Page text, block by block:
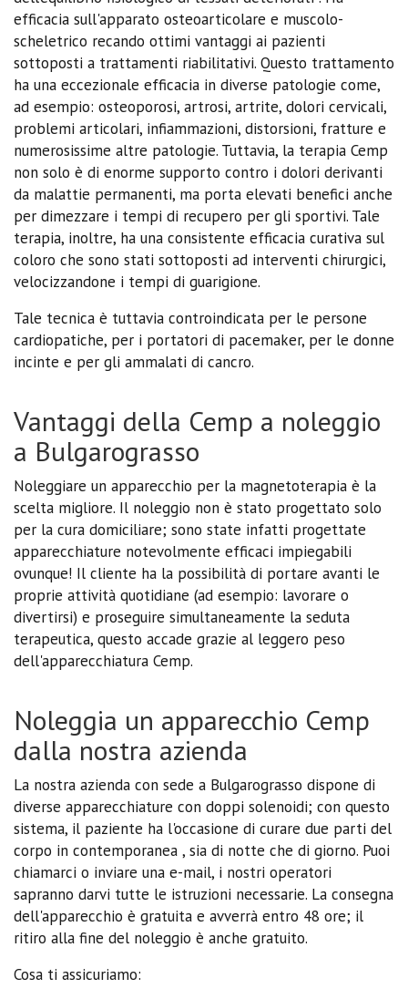
efficacia sull'apparato osteoarticolare e muscolo-
scheletrico recando ottimi vantaggi ai pazienti
sottoposti a trattamenti riabilitativi. Questo trattamento
ha una eccezionale efficacia in diverse patologie come,
ad esempio: osteoporosi, artrosi, artrite, dolori cervicali,
problemi articolari, infiammazioni, distorsioni, fratture e
numerosissime altre patologie. Tuttavia, la terapia Cemp
non solo è di enorme supporto contro i dolori derivanti
da malattie permanenti, ma porta elevati benefici anche
per dimezzare i tempi di recupero per gli sportivi. Tale
terapia, inoltre, ha una consistente efficacia curativa sul
coloro che sono stati sottoposti ad interventi chirurgici,
velocizzandone i tempi di guarigione.
Tale tecnica è tuttavia controindicata per le persone
cardiopatiche, per i portatori di pacemaker, per le donne
incinte e per gli ammalati di cancro.
Vantaggi della Cemp a noleggio
a Bulgarograsso
Noleggiare un apparecchio per la magnetoterapia è la
scelta migliore. Il noleggio non è stato progettato solo
per la cura domiciliare; sono state infatti progettate
apparecchiature notevolmente efficaci impiegabili
ovunque! Il cliente ha la possibilità di portare avanti le
proprie attività quotidiane (ad esempio: lavorare o
divertirsi) e proseguire simultaneamente la seduta
terapeutica, questo accade grazie al leggero peso
dell'apparecchiatura Cemp.
Noleggia un apparecchio Cemp
dalla nostra azienda
La nostra azienda con sede a Bulgarograsso dispone di
diverse apparecchiature con doppi solenoidi; con questo
sistema, il paziente ha l'occasione di curare due parti del
corpo in contemporanea , sia di notte che di giorno. Puoi
chiamarci o inviare una e-mail, i nostri operatori
sapranno darvi tutte le istruzioni necessarie. La consegna
dell'apparecchio è gratuita e avverrà entro 48 ore; il
ritiro alla fine del noleggio è anche gratuito.
Cosa ti assicuriamo: